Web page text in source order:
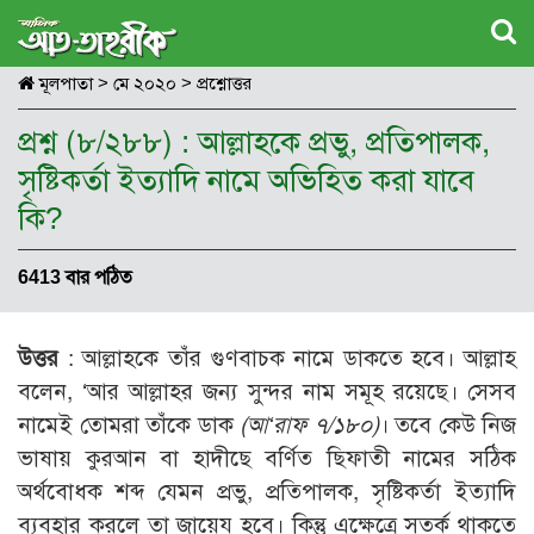
মূলপাতা> মে ২০২০ > প্রশ্নোত্তর
প্রশ্ন (৮/২৮৮) : আল্লাহকে প্রভু, প্রতিপালক,
সৃষ্টিকর্তা ইত্যাদি নামে অভিহিত করা যাবে
কি?
6413 বার পঠিত
উত্তর: আল্লাহকে তাঁর গুণবাচক নামে ডাকতে হবে। আল্লাহ
বলেন, ‘আর আল্লাহর জন্য সুন্দর নাম সমূহ রয়েছে। সেসব
নামেই তোমরা তাঁকে ডাক (আ‘রাফ ৭/১৮০)। তবে কেউ নিজ
ভাষায় কুরআন বা হাদীছে বর্ণিত ছিফাতী নামের সঠিক
অর্থবোধক শব্দ যেমন প্রভু, প্রতিপালক, সৃষ্টিকর্তা ইত্যাদি
ব্যবহার করলে তা জায়েয হবে। কিন্তু এক্ষেত্রে সতর্ক থাকতে